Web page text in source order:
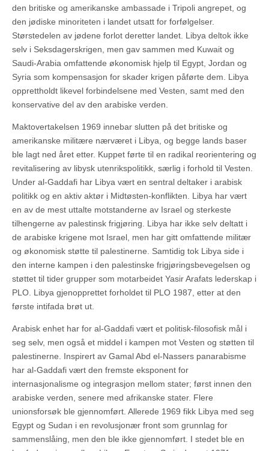
den britiske og amerikanske ambassade i Tripoli angrepet, og
den jødiske minoriteten i landet utsatt for forfølgelser.
Størstedelen av jødene forlot deretter landet. Libya deltok ikke
selv i Seksdagerskrigen, men gav sammen med Kuwait og
Saudi-Arabia omfattende økonomisk hjelp til Egypt, Jordan og
Syria som kompensasjon for skader krigen påførte dem. Libya
opprettholdt likevel forbindelsene med Vesten, samt med den
konservative del av den arabiske verden.
Maktovertakelsen 1969 innebar slutten på det britiske og
amerikanske militære nærværet i Libya, og begge lands baser
ble lagt ned året etter. Kuppet førte til en radikal reorientering og
revitalisering av libysk utenrikspolitikk, særlig i forhold til Vesten.
Under al-Gaddafi har Libya vært en sentral deltaker i arabisk
politikk og en aktiv aktør i Midtøsten-konflikten. Libya har vært
en av de mest uttalte motstanderne av Israel og sterkeste
tilhengerne av palestinsk frigjøring. Libya har ikke selv deltatt i
de arabiske krigene mot Israel, men har gitt omfattende militær
og økonomisk støtte til palestinerne. Samtidig tok Libya side i
den interne kampen i den palestinske frigjøringsbevegelsen og
støttet til tider grupper som motarbeidet Yasir Arafats lederskap i
PLO. Libya gjenopprettet forholdet til PLO 1987, etter at den
første intifada brøt ut.
Arabisk enhet har for al-Gaddafi vært et politisk-filosofisk mål i
seg selv, men også et middel i kampen mot Vesten og støtten til
palestinerne. Inspirert av Gamal Abd el-Nassers panarabisme
har al-Gaddafi vært den fremste eksponent for
internasjonalisme og integrasjon mellom stater; først innen den
arabiske verden, senere med afrikanske stater. Flere
unionsforsøk ble gjennomført. Allerede 1969 fikk Libya med seg
Egypt og Sudan i en revolusjonær front som grunnlag for
sammenslåing, men den ble ikke gjennomført. I stedet ble en